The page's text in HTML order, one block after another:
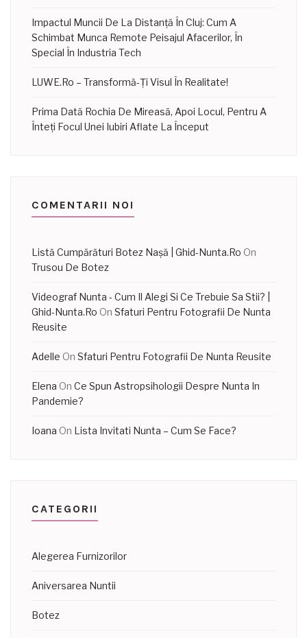
Impactul Muncii De La Distanță În Cluj: Cum A
Schimbat Munca Remote Peisajul Afacerilor, În
Special În Industria Tech
LUWE.ro – Transformă-Ți Visul În Realitate!
Prima Dată Rochia De Mireasă, Apoi Locul, Pentru A
Înteți Focul Unei Iubiri Aflate La Început
COMENTARII NOI
Listă Cumpărături Botez Nașă | Ghid-Nunta.Ro On
Trusou De Botez
Videograf Nunta - Cum Il Alegi Si Ce Trebuie Sa Stii? |
Ghid-Nunta.Ro On Sfaturi Pentru Fotografii De Nunta
Reusite
Adelle On Sfaturi Pentru Fotografii De Nunta Reusite
Elena On Ce Spun Astropsihologii Despre Nunta In
Pandemie?
Ioana On Lista Invitati Nunta – Cum Se Face?
CATEGORII
Alegerea Furnizorilor
Aniversarea Nuntii
Botez